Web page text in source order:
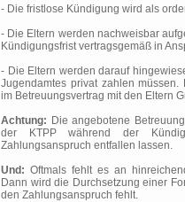
- Die fristlose Kündigung wird als
- Die Eltern werden nachweisbar
Kündigungsfrist vertragsgemäß in
- Die Eltern werden darauf
Jugendamtes privat zahlen
im Betreuungsvertrag mit den Eltern
Achtung: Die angebotene
der KTPP während der
Zahlungsanspruch entfallen lassen.
Und: Oftmals fehlt es an
Dann wird die Durchsetzung einer
den Zahlungsanspruch fehlt.